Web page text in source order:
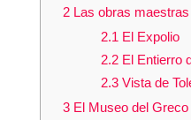
2Las obras maestras
2.1El Expolio
2.2El Entierro
2.3Vista de
3El Museo del Greco